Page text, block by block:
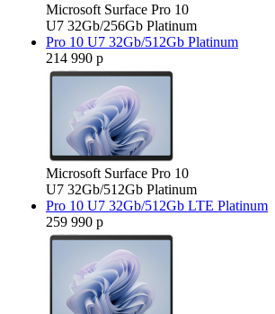
Microsoft Surface Pro 10
U7 32Gb/256Gb Platinum
Pro 10 U7 32Gb/512Gb Platinum
214 990 р
Microsoft Surface Pro 10
U7 32Gb/512Gb Platinum
Pro 10 U7 32Gb/512Gb LTE Platinum
259 990 р